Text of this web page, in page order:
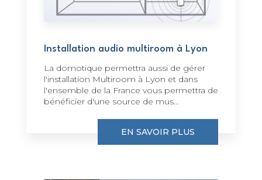
Installation audio multiroom à Lyon
La domotique permettra aussi de gérer
l'installation Multiroom à Lyon et dans
l'ensemble de la France vous permettra de
bénéficier d'une source de mus...
EN SAVOIR PLUS